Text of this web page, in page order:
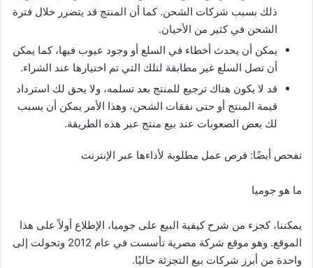
ذلك بسبب شركات الشحن. كما أن المنتج قد يتضرر خلال فترة
الشحن في كثير من الأحيان.
يمكن أن يحدث أخطاء في السلع أو وجود عيوب فيها، كما يمكن
أن تصل السلع غير مطابقة لتلك التي تم اختيارها عند الشراء.
قد لا يكون هناك ترجيع للمنتج بعد تسلمه، ولا يحق لك استرداد
قيمة المنتج أو حتى نفقات الشحن، وهذا الأمر يمكن أن يسبب
لك بعض الصعوبات عند بيع منتج عبر هذه الطريقة.
تفحص أيضًا: فرص عمل مطلوبة لأداءها عبر الإنترنت
ما هو جوميا
يمكننا، كجزء من شرح كيفية البيع على جوميا، الإطلاع أولاً على هذا
الموقع. وهو موقع شركة مصرية تأسست في عام 2012 وتحولت إلى
واحدة من أبرز شركات بيع التجزئة حاليًا.